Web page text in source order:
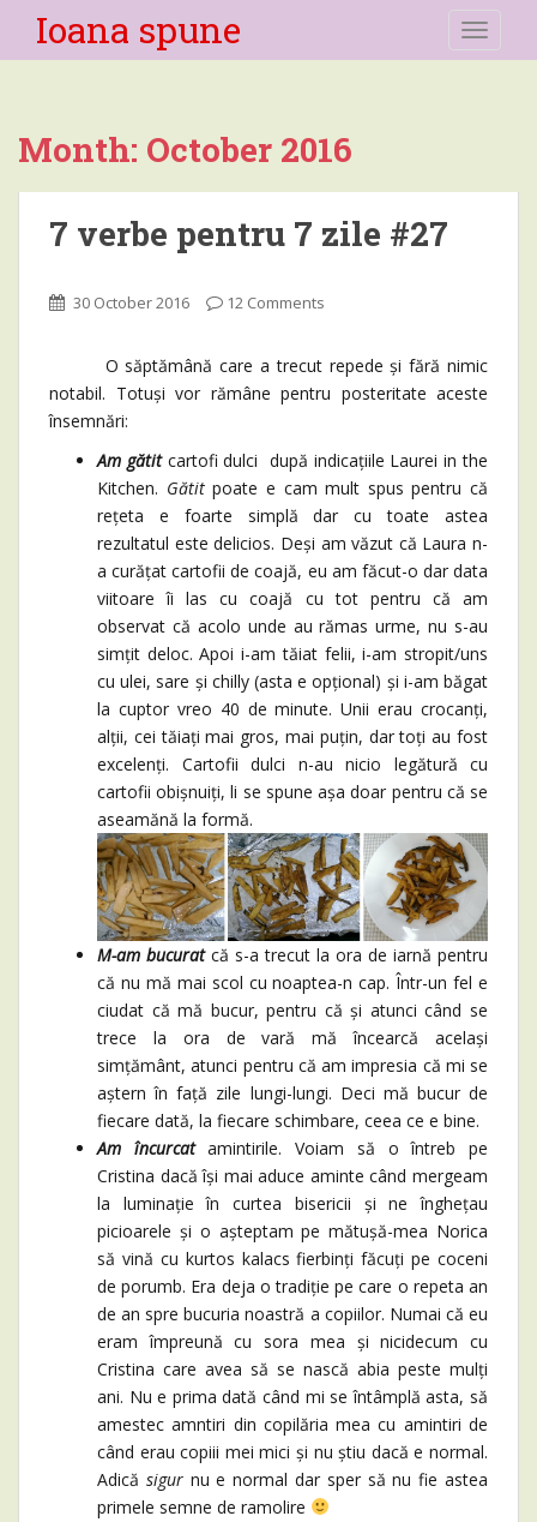
Ioana spune
Month: October 2016
7 verbe pentru 7 zile #27
30 October 2016 12 Comments
O săptămână care a trecut repede și fără nimic
notabil. Totuși vor rămâne pentru posteritate aceste
însemnări:
Am gătitcartofi dulci după indicațiile Laurei in the
Kitchen. Gătitpoate e cam mult spus pentru că
rețeta e foarte simplă dar cu toate astea
rezultatul este delicios. Deși am văzut că Laura n-
a curățat cartofii de coajă, eu am făcut-o dar data
viitoare îi las cu coajă cu tot pentru că am
observat că acolo unde au rămas urme, nu s-au
simțit deloc. Apoi i-am tăiat felii, i-am stropit/uns
cu ulei, sare și chilly (asta e opțional) și i-am băgat
la cuptor vreo 40 de minute. Unii erau crocanți,
alții, cei tăiați mai gros, mai puțin, dar toți au fost
excelenți. Cartofii dulci n-au nicio legătură cu
cartofii obișnuiți, li se spune așa doar pentru că se
aseamănă la formă.
M-am bucurat că s-a trecut la ora de iarnă pentru
că nu mă mai scol cu noaptea-n cap. Într-un fel e
ciudat că mă bucur, pentru că și atunci când se
trece la ora de vară mă încearcă același
simțământ, atunci pentru că am impresia că mi se
aștern în față zile lungi-lungi. Deci mă bucur de
fiecare dată, la fiecare schimbare, ceea ce e bine.
Am încurcatamintirile. Voiam să o întreb pe
Cristina dacă își mai aduce aminte când mergeam
la luminație în curtea bisericii și ne înghețau
picioarele și o așteptam pe mătușă-mea Norica
să vină cu kurtos kalacs fierbinți făcuți pe coceni
de porumb. Era deja o tradiție pe care o repeta an
de an spre bucuria noastră a copiilor. Numai că eu
eram împreună cu sora mea și nicidecum cu
Cristina care avea să se nască abia peste mulți
ani. Nu e prima dată când mi se întâmplă asta, să
amestec amntiri din copilăria mea cu amintiri de
când erau copiii mei mici și nu știu dacă e normal.
Adică sigurnu e normal dar sper să nu fie astea
primele semne de ramolire